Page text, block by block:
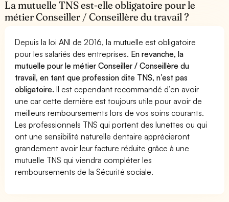
La mutuelle TNS est-elle obligatoire pour le
métier Conseiller / Conseillère du travail ?
Depuis la loi ANI de 2016, la mutuelle est obligatoire
pour les salariés des entreprises. En revanche, la
mutuelle pour le métier Conseiller / Conseillère du
travail, en tant que profession dite TNS, n’est pas
obligatoire.Il est cependant recommandé d’en avoir
une car cette dernière est toujours utile pour avoir de
meilleurs remboursements lors de vos soins courants.
Les professionnels TNS qui portent des lunettes ou qui
ont une sensibilité naturelle dentaire apprécieront
grandement avoir leur facture réduite grâce à une
mutuelle TNS qui viendra compléter les
remboursements de la Sécurité sociale.